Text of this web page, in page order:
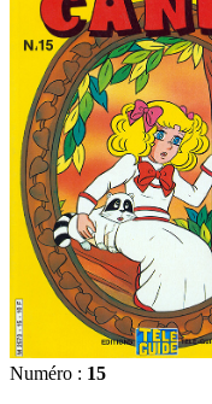
Numéro : 15